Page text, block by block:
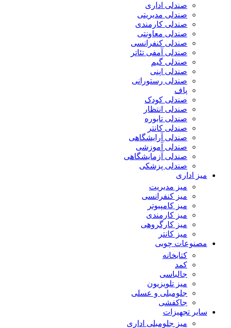
صندلی اداری
صندلی مدیریتی
صندلی کارمندی
صندلی معاونتی
صندلی کنفرانسی
صندلی آمفی تئاتر
صندلی گیم
صندلی اپنی
صندلی رستورانی
پاف
صندلی کودک
صندلی انتظار
صندلی تابوره
صندلی کانتر
صندلی آرایشگاهی
صندلی آموزشی
صندلی آزمایشگاهی
صندلی پزشکی
میز اداری
میز مدیریت
میز کنفرانسی
میز کامپیوتر
میز کارمندی
میز کارگروهی
میز کانتر
مصنوعات چوبی
کتابخانه
کمد
جالباسی
میز تلویزیون
جلومبلی و عسلی
جاکفشی
سایر تجهیزات
میز جلومبلی اداری